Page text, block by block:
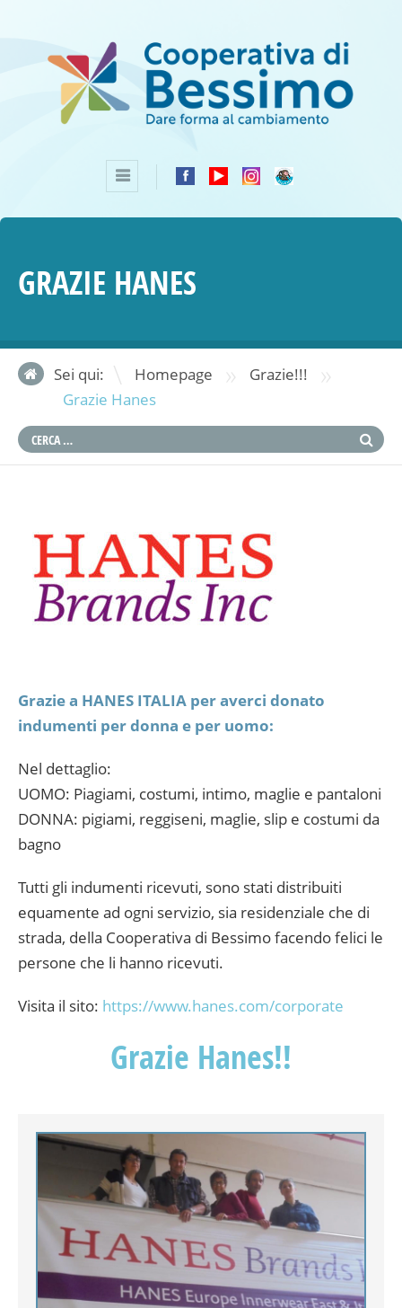
GRAZIE HANES
Sei qui: Homepage » Grazie!!! »
Grazie Hanes
Grazie a HANES ITALIA per averci donato
indumenti per donna e per uomo:
Nel dettaglio:
UOMO: Piagiami, costumi, intimo, maglie e pantaloni
DONNA: pigiami, reggiseni, maglie, slip e costumi da
bagno
Tutti gli indumenti ricevuti, sono stati distribuiti
equamente ad ogni servizio, sia residenziale che di
strada, della Cooperativa di Bessimo facendo felici le
persone che li hanno ricevuti.
Visita il sito: https://www.hanes.com/corporate
Grazie Hanes!!